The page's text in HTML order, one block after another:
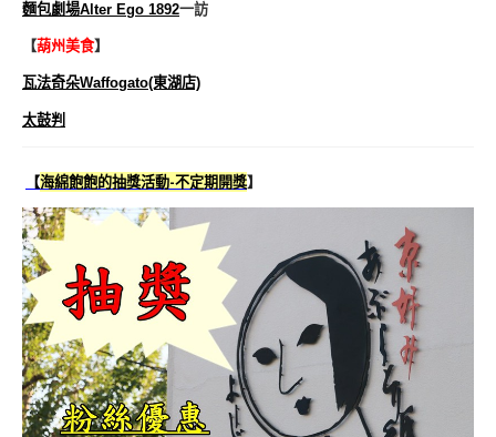
麵包劇場Alter Ego 1892一訪
【葫州美食】
瓦法奇朵Waffogato(東湖店)
太鼓判
【海綿飽飽的抽獎活動-不定期開獎】